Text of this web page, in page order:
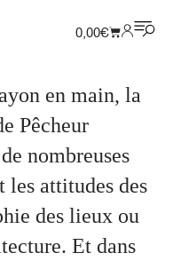
0,00€
en main, la
Pêcheur
nombreuses
les attitudes des
des lieux ou
Et dans